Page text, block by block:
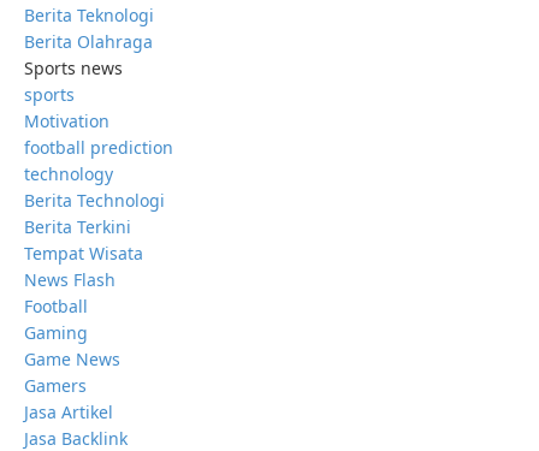
Berita Teknologi
Berita Olahraga
Sports news
sports
Motivation
football prediction
technology
Berita Technologi
Berita Terkini
Tempat Wisata
News Flash
Football
Gaming
Game News
Gamers
Jasa Artikel
Jasa Backlink